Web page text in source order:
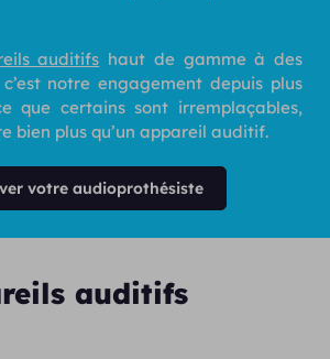
auditifs haut de gamme à des
notre engagement depuis plus
que certains sont irremplaçables,
bien plus qu’un appareil auditif.
votre audioprothésiste
auditifs